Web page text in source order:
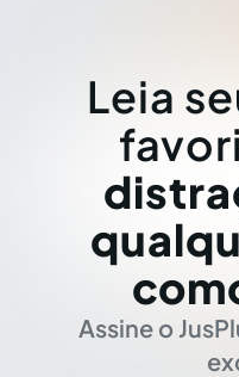
Leia
Assine o